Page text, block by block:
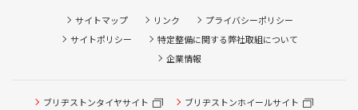
サイトマップ リンク
プライバシーポリシー
サイトポリシー
特定整備に関する弊社取組について
企業情報
ブリヂストンタイヤサイト ブリヂストンホイールサイト
タイヤ点検・安全点検/タイヤ履き替え/オイル交換/その他